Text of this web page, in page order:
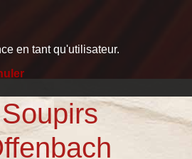
en tant qu'utilisateur.